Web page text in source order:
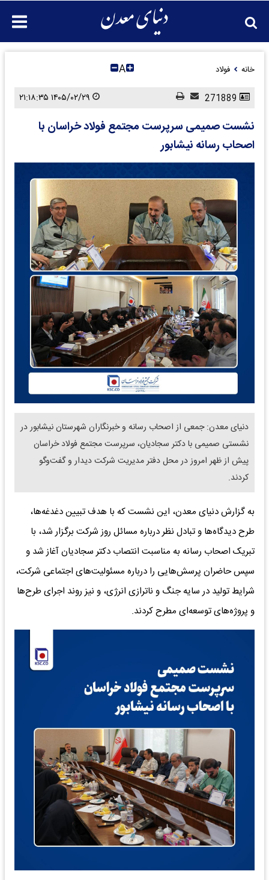
خانه فولاد A
نشست صمیمی سرپرست مجتمع فولاد خراسان با
اصحاب رسانه نیشابور
دنیای معدن: جمعی از اصحاب رسانه و خبرنگاران شهرستان نیشابور در
نشستی صمیمی با دکتر سجادیان، سرپرست مجتمع فولاد خراسان
پیش از ظهر امروز در محل دفتر مدیریت شرکت دیدار و گفت‌وگو
کردند.
به گزارش دنیای معدن، این نشست که با هدف تبیین دغدغه‌ها،
طرح دیدگاه‌ها و تبادل نظر درباره مسائل روز شرکت برگزار شد، با
تبریک اصحاب رسانه به مناسبت انتصاب دکتر سجادیان آغاز شد و
سپس حاضران پرسش‌هایی را درباره مسئولیت‌های اجتماعی شرکت،
شرایط تولید در سایه جنگ و ناترازی انرژی، و نیز روند اجرای طرح‌ها
و پروژه‌های توسعه‌ای مطرح کردند.